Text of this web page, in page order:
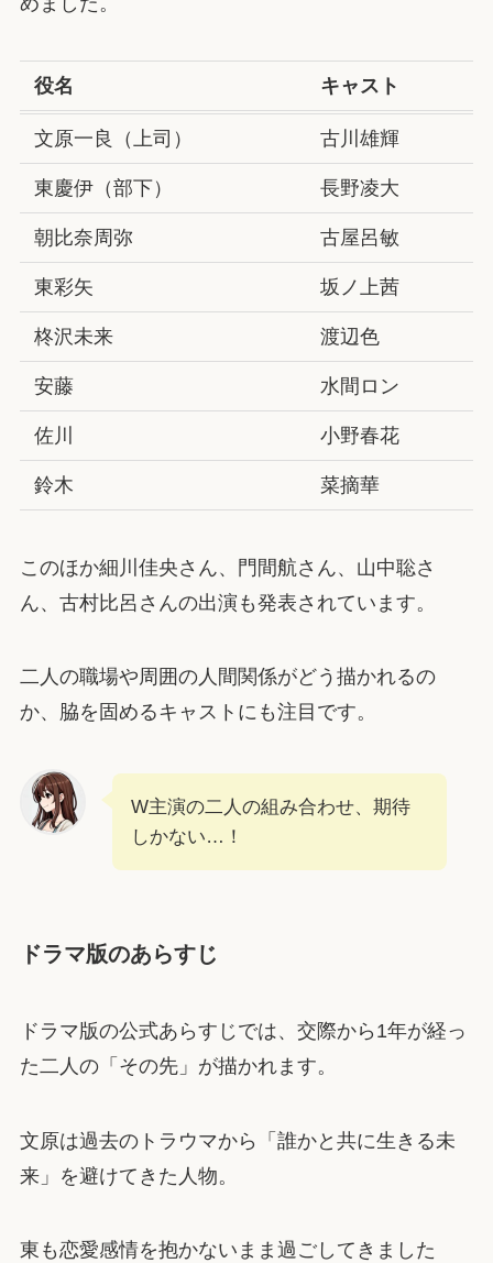
役名 キャスト
文原一良（上司） 古川雄輝
東慶伊（部下） 長野凌大
朝比奈周弥 古屋呂敏
東彩矢 坂ノ上茜
柊沢未来 渡辺色
安藤 水間ロン
佐川 小野春花
鈴木 菜摘華
このほか細川佳央さん、門間航さん、山中聡さ
ん、古村比呂さんの出演も発表されています。
二人の職場や周囲の人間関係がどう描かれるの
か、脇を固めるキャストにも注目です。
W主演の二人の組み合わせ、期待
しかない…！
ドラマ版のあらすじ
ドラマ版の公式あらすじでは、交際から1年が経っ
た二人の「その先」が描かれます。
文原は過去のトラウマから「誰かと共に生きる未
来」を避けてきた人物。
東も恋愛感情を抱かないまま過ごしてきました